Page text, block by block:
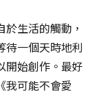
生活的觸動，
待一個天時地利
開始創作。最好
我可能不會愛